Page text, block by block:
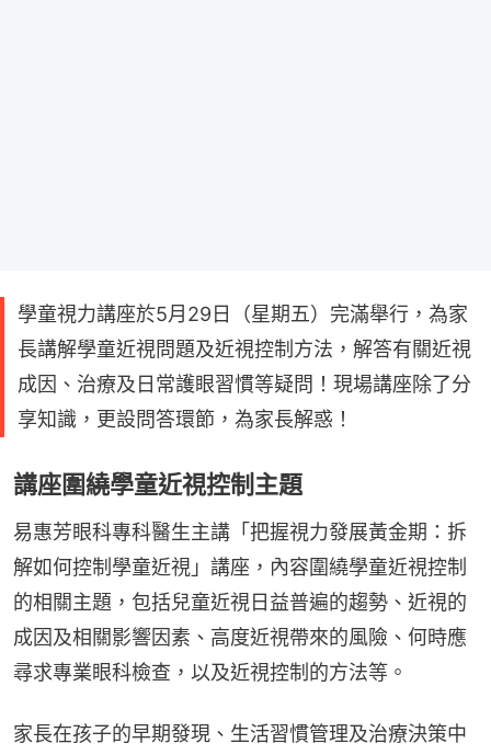
學童視力講座於5月29日（星期五）完滿舉行，為家
長講解學童近視問題及近視控制方法，解答有關近視
成因、治療及日常護眼習慣等疑問！現場講座除了分
享知識，更設問答環節，為家長解惑！
講座圍繞學童近視控制主題
易惠芳眼科專科醫生主講「把握視力發展黃金期：拆
解如何控制學童近視」講座，內容圍繞學童近視控制
的相關主題，包括兒童近視日益普遍的趨勢、近視的
成因及相關影響因素、高度近視帶來的風險、何時應
尋求專業眼科檢查，以及近視控制的方法等。
家長在孩子的早期發現、生活習慣管理及治療決策中